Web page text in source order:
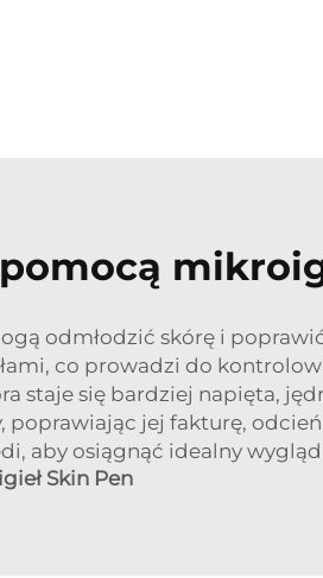
odmłodzić skórę i
co prowadzi do
staje się bardziej napięta,
jej fakturę,
aby osiągnąć idealny
igieł Skin Pen